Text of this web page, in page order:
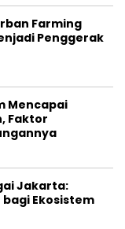
Farming
Penggerak
Mencapai
Faktor
Jakarta:
Ekosistem